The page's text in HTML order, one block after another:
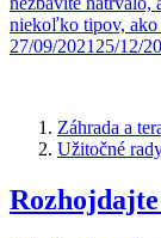
niekoľko tipov,
27/09/2021 25/12/
Záhrada a
Užitočné